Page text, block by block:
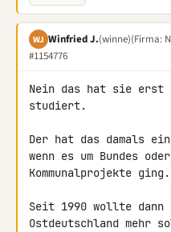
WJ Winfried J.(winne)(Firma:
#1154776
Nein das hat sie erst
studiert.
Der hat das damals
wenn es um Bundes oder
Kommunalprojekte ging.
Seit 1990 wollte dann
Ostdeutschland mehr